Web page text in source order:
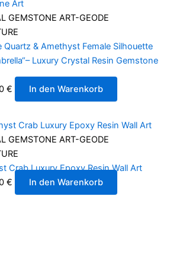
GEMSTONE ART-GEODE
Quartz & Amethyst Female Silhouette
Luxury Crystal Resin Gemstone
€ In den Warenkorb
GEMSTONE ART-GEODE
Crab Luxury Epoxy Resin Wall Art
€ In den Warenkorb